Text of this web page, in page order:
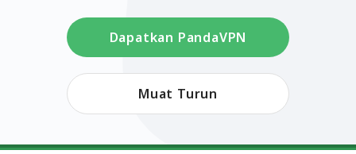
Dapatkan PandaVPN
Muat Turun